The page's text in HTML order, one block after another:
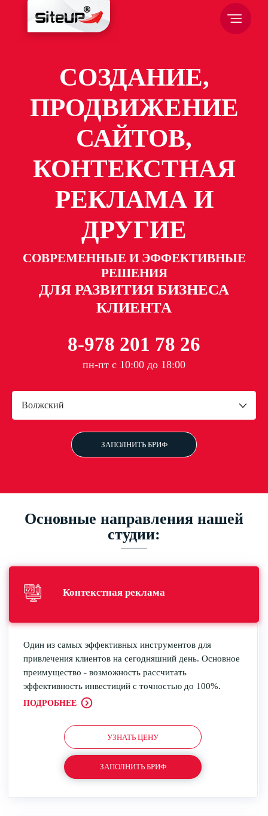
СОЗДАНИЕ,
ПРОДВИЖЕНИЕ
САЙТОВ,
КОНТЕКСТНАЯ
РЕКЛАМА И
ДРУГИЕ
СОВРЕМЕННЫЕ И ЭФФЕКТИВНЫЕ
РЕШЕНИЯ
ДЛЯ РАЗВИТИЯ БИЗНЕСА
КЛИЕНТА
8-978 201 78 26
пн-пт с 10:00 до 18:00
Волжский
ЗАПОЛНИТЬ БРИФ
Основные направления нашей
студии:
Контекстная реклама
Один из самых эффективных инструментов для
привлечения клиентов на сегодняшний день. Основное
преимущество - возможность рассчитать
эффективность инвестиций с точностью до 100%.
ПОДРОБНЕЕ
УЗНАТЬ ЦЕНУ
ЗАПОЛНИТЬ БРИФ